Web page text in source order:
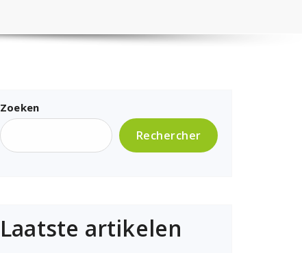
Zoeken
Rechercher
Laatste artikelen